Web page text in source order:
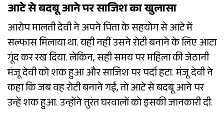
आटे से बदबू आने पर साजिश का खुलासा
आरोप मालती देवी ने अपने पिता के सहयोग से आटे में
सल्फास मिलाया था. यही नहीं उसने रोटी बनाने के लिए आटा
गूंद कर रख दिया. लेकिन, सही समय पर महिला की जेठानी
मंजू देवी को शक हुआ और साजिश पर पर्दा हटा. मंजू देवी ने
कहा कि जब वह रोटी बनाने गईं, तो आटे से बदबू आने पर
उन्हें शक हुआ. उन्होंने तुरंत घरवालों को इसकी जानकारी दी.